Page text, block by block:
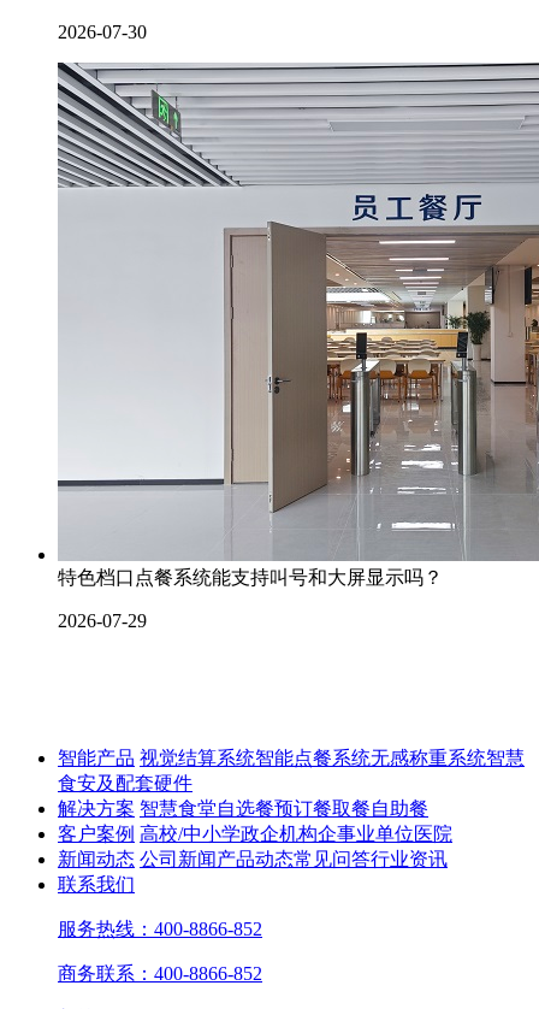
2026-07-30
特色档口点餐系统能支持叫号和大屏显示吗？
2026-07-29
智能产品 视觉结算系统智能点餐系统无感称重系统智慧
食安及配套硬件
解决方案 智慧食堂自选餐预订餐取餐自助餐
客户案例 高校/中小学政企机构企事业单位医院
新闻动态 公司新闻产品动态常见问答行业资讯
联系我们
服务热线：400-8866-852
商务联系：400-8866-852